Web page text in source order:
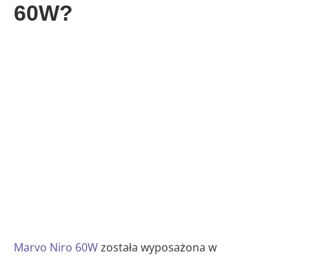
60W?
Marvo Niro 60Wzostała wyposażona w